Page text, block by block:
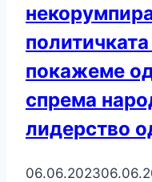
покажеме
спрема
лидерство
06.06.2023